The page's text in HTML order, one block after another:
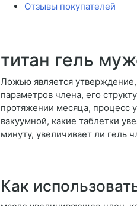
Отзывы покупателей
титан гель
Ложью является
параметров члена, его
протяжении месяца, процесс
вакуумной, какие таблетки
минуту, увеличивает ли гель
Как